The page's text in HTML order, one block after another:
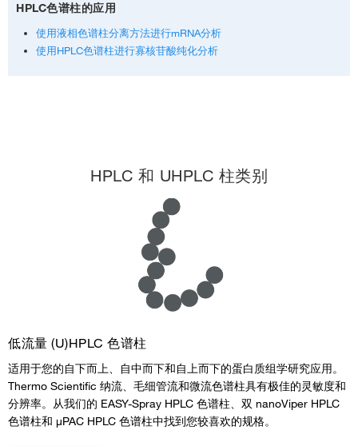
HPLC色谱柱的应用
使用液相色谱柱分离方法进行mRNA分析
使用HPLC色谱柱进行寡核苷酸纯化分析
HPLC 和 UHPLC 柱类别
低流量 (U)HPLC 色谱柱
适用于您的自下而上、自中而下和自上而下的蛋白质组学研究应用。
Thermo Scientific 纳流、毛细管流和微流色谱柱具有极佳的灵敏度和
分辨率。从我们的 EASY-Spray HPLC 色谱柱、双 nanoViper HPLC
色谱柱和 µPAC HPLC 色谱柱中找到您较喜欢的规格。